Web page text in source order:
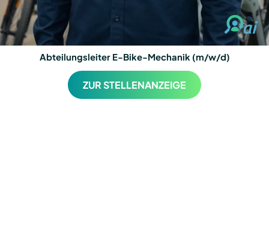
Abteilungsleiter E-Bike-Mechanik (m/w/d)
ZUR STELLENANZEIGE